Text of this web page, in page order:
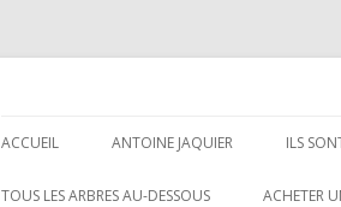
ACCUEIL ANTOINE JAQUIER ILS
TOUS LES ARBRES AU-DESSOUS ACHETER